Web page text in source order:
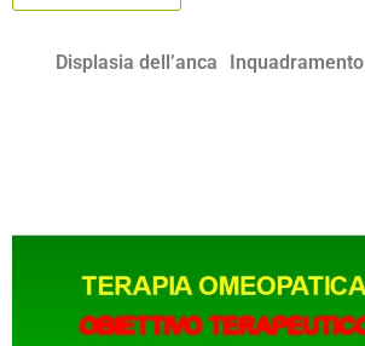
Displasia dell’anca Inquadramento